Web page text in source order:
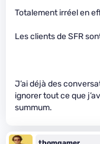
Totalement irréel en
Les clients de SFR
J’ai déjà des
ignorer tout ce que
summum.